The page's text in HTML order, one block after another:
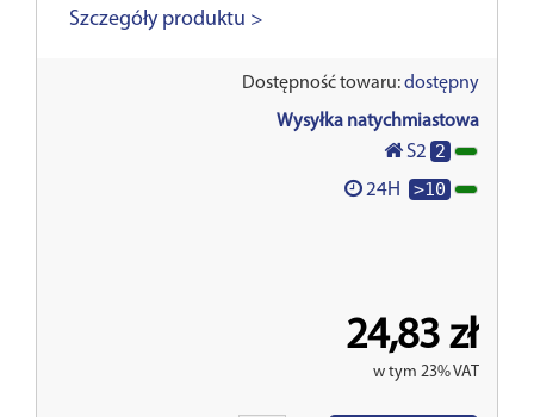
Szczegóły produktu >
Dostępność towaru:dostępny
Wysyłka natychmiastowa
S2 2
24H >10
24,83 zł
w tym 23% VAT